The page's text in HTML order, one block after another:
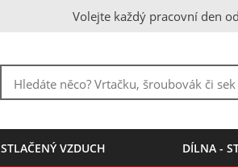
Volejte každý pracovní den
STLAČENÝ VZDUCH DÍLNA -